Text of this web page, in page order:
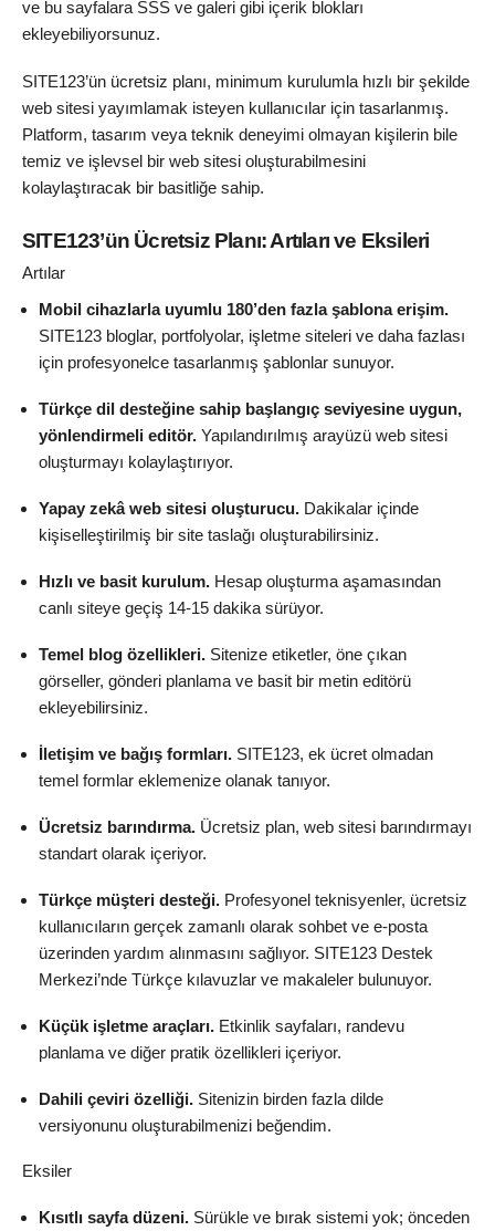
ve bu sayfalara SSS ve galeri gibi içerik blokları
ekleyebiliyorsunuz.
SITE123’ün ücretsiz planı, minimum kurulumla hızlı bir şekilde
web sitesi yayımlamak isteyen kullanıcılar için tasarlanmış.
Platform, tasarım veya teknik deneyimi olmayan kişilerin bile
temiz ve işlevsel bir web sitesi oluşturabilmesini
kolaylaştıracak bir basitliğe sahip.
SITE123’ün Ücretsiz Planı: Artıları ve Eksileri
Artılar
Mobil cihazlarla uyumlu 180’den fazla şablona erişim.
SITE123 bloglar, portfolyolar, işletme siteleri ve daha fazlası
için profesyonelce tasarlanmış şablonlar sunuyor.
Türkçe dil desteğine sahip başlangıç seviyesine uygun,
yönlendirmeli editör. Yapılandırılmış arayüzü web sitesi
oluşturmayı kolaylaştırıyor.
Yapay zekâ web sitesi oluşturucu. Dakikalar içinde
kişiselleştirilmiş bir site taslağı oluşturabilirsiniz.
Hızlı ve basit kurulum. Hesap oluşturma aşamasından
canlı siteye geçiş 14-15 dakika sürüyor.
Temel blog özellikleri. Sitenize etiketler, öne çıkan
görseller, gönderi planlama ve basit bir metin editörü
ekleyebilirsiniz.
İletişim ve bağış formları. SITE123, ek ücret olmadan
temel formlar eklemenize olanak tanıyor.
Ücretsiz barındırma. Ücretsiz plan, web sitesi barındırmayı
standart olarak içeriyor.
Türkçe müşteri desteği. Profesyonel teknisyenler, ücretsiz
kullanıcıların gerçek zamanlı olarak sohbet ve e-posta
üzerinden yardım alınmasını sağlıyor. SITE123 Destek
Merkezi’nde Türkçe kılavuzlar ve makaleler bulunuyor.
Küçük işletme araçları. Etkinlik sayfaları, randevu
planlama ve diğer pratik özellikleri içeriyor.
Dahili çeviri özelliği. Sitenizin birden fazla dilde
versiyonunu oluşturabilmenizi beğendim.
Eksiler
Kısıtlı sayfa düzeni. Sürükle ve bırak sistemi yok; önceden